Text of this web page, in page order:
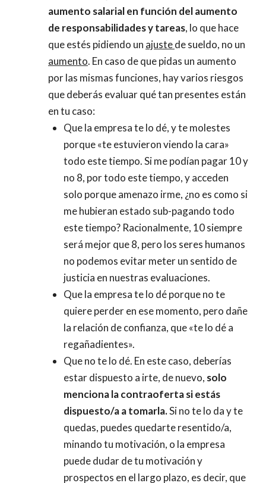
aumento salarial en función del aumento
de responsabilidades y tareas, lo que hace
que estés pidiendo un ajustede sueldo, no un
aumento. En caso de que pidas un aumento
por las mismas funciones, hay varios riesgos
que deberás evaluar qué tan presentes están
en tu caso:
Que la empresa te lo dé, y te molestes
porque «te estuvieron viendo la cara»
todo este tiempo. Si me podían pagar 10 y
no 8, por todo este tiempo, y acceden
solo porque amenazo irme, ¿no es como si
me hubieran estado sub-pagando todo
este tiempo? Racionalmente, 10 siempre
será mejor que 8, pero los seres humanos
no podemos evitar meter un sentido de
justicia en nuestras evaluaciones.
Que la empresa te lo dé porque no te
quiere perder en ese momento, pero dañe
la relación de confianza, que «te lo dé a
regañadientes».
Que no te lo dé. En este caso, deberías
estar dispuesto a irte, de nuevo, solo
menciona la contraoferta si estás
dispuesto/a a tomarla.Si no te lo da y te
quedas, puedes quedarte resentido/a,
minando tu motivación, o la empresa
puede dudar de tu motivación y
prospectos en el largo plazo, es decir, que